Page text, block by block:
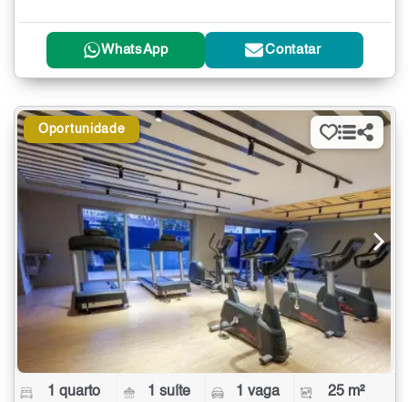
WhatsApp Contatar
Oportunidade
1 quarto 1 suíte 1 vaga 25 m²